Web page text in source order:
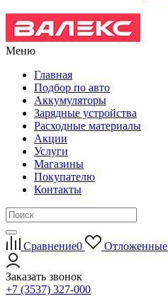
Меню
Главная
Подбор по авто
Аккумуляторы
Зарядные устройства
Расходные материалы
Акции
Услуги
Магазины
Покупателю
Контакты
Сравнение0 Отложенные
Заказать звонок
+7 (3537) 327-000